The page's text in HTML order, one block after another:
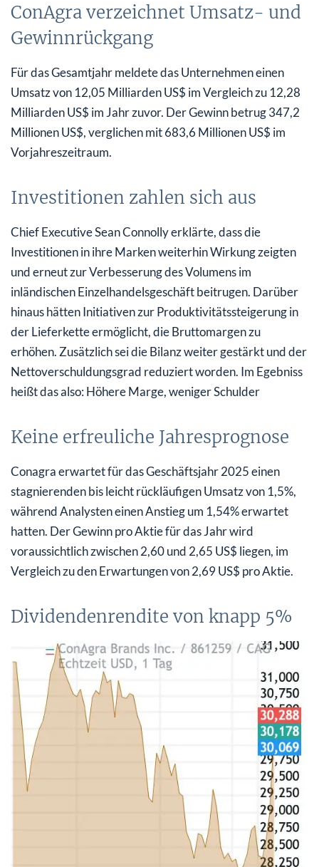
ConAgra verzeichnet Umsatz- und
Gewinnrückgang
Für das Gesamtjahr meldete das Unternehmen einen
Umsatz von 12,05 Milliarden US$ im Vergleich zu 12,28
Milliarden US$ im Jahr zuvor. Der Gewinn betrug 347,2
Millionen US$, verglichen mit 683,6 Millionen US$ im
Vorjahreszeitraum.
Investitionen zahlen sich aus
Chief Executive Sean Connolly erklärte, dass die
Investitionen in ihre Marken weiterhin Wirkung zeigten
und erneut zur Verbesserung des Volumens im
inländischen Einzelhandelsgeschäft beitrugen. Darüber
hinaus hätten Initiativen zur Produktivitätssteigerung in
der Lieferkette ermöglicht, die Bruttomargen zu
erhöhen. Zusätzlich sei die Bilanz weiter gestärkt und der
Nettoverschuldungsgrad reduziert worden. Im Egebniss
heißt das also: Höhere Marge, weniger Schulder
Keine erfreuliche Jahresprognose
Conagra erwartet für das Geschäftsjahr 2025 einen
stagnierenden bis leicht rückläufigen Umsatz von 1,5%,
während Analysten einen Anstieg um 1,54% erwartet
hatten. Der Gewinn pro Aktie für das Jahr wird
voraussichtlich zwischen 2,60 und 2,65 US$ liegen, im
Vergleich zu den Erwartungen von 2,69 US$ pro Aktie.
Dividendenrendite von knapp 5%